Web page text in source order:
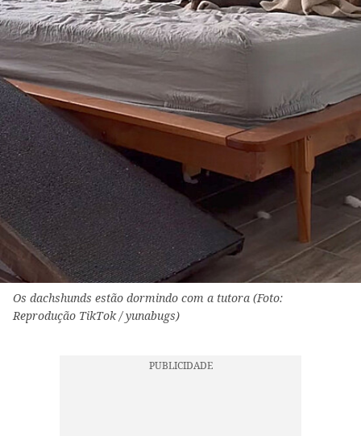
Os dachshunds estão dormindo com a tutora (Foto:
Reprodução TikTok / yunabugs)